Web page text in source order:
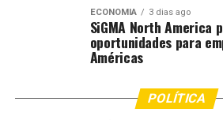
ECONOMIA 3 dias ago
SiGMA North America
oportunidades para
Américas
POLÍTICA